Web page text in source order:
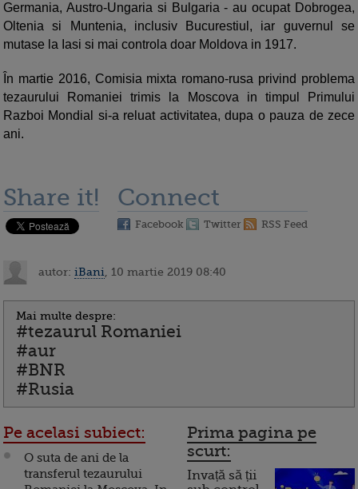
Germania, Austro-Ungaria si Bulgaria - au ocupat Dobrogea,
Oltenia si Muntenia, inclusiv Bucurestiul, iar guvernul se
mutase la Iasi si mai controla doar Moldova in 1917.
În martie 2016, Comisia mixta romano-rusa privind problema
tezaurului Romaniei trimis la Moscova in timpul Primului
Razboi Mondial si-a reluat activitatea, dupa o pauza de zece
ani.
Share it! Connect
Facebook Twitter RSS Feed
autor: iBani , 10 martie 2019 08:40
Mai multe despre:
#tezaurul Romaniei
#aur
#BNR
#Rusia
Pe acelasi subiect:
O suta de ani de la
transferul tezaurului
Prima pagina pe
scurt:
Invață să ții